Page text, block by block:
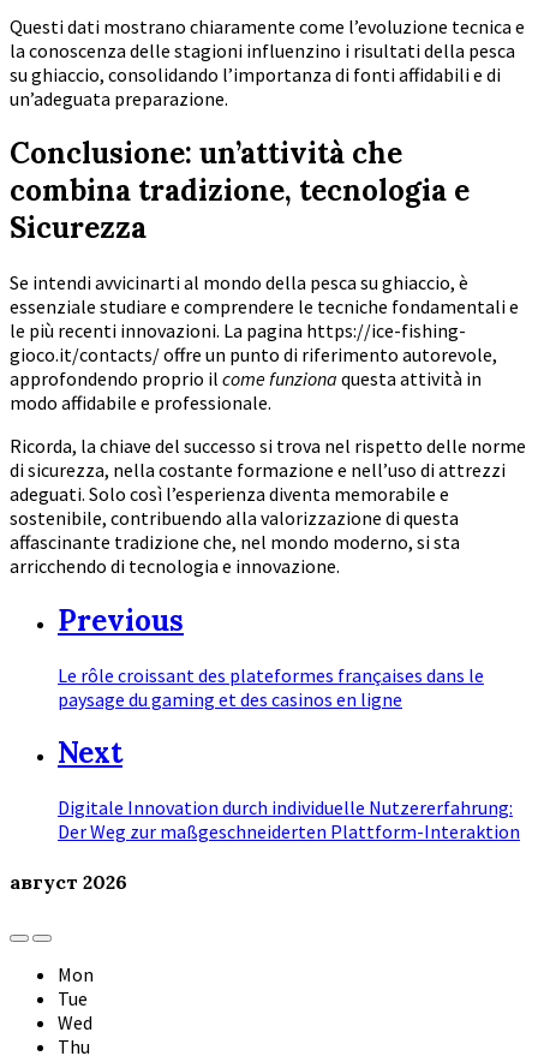
Questi dati mostrano chiaramente come l’evoluzione tecnica e
la conoscenza delle stagioni influenzino i risultati della pesca
su ghiaccio, consolidando l’importanza di fonti affidabili e di
un’adeguata preparazione.
Conclusione: un’attività che
combina tradizione, tecnologia e
Sicurezza
Se intendi avvicinarti al mondo della pesca su ghiaccio, è
essenziale studiare e comprendere le tecniche fondamentali e
le più recenti innovazioni. La pagina https://ice-fishing-
gioco.it/contacts/ offre un punto di riferimento autorevole,
approfondendo proprio il come funziona questa attività in
modo affidabile e professionale.
Ricorda, la chiave del successo si trova nel rispetto delle norme
di sicurezza, nella costante formazione e nell’uso di attrezzi
adeguati. Solo così l’esperienza diventa memorabile e
sostenibile, contribuendo alla valorizzazione di questa
affascinante tradizione che, nel mondo moderno, si sta
arricchendo di tecnologia e innovazione.
Previous
Le rôle croissant des plateformes françaises dans le
paysage du gaming et des casinos en ligne
Next
Digitale Innovation durch individuelle Nutzererfahrung:
Der Weg zur maßgeschneiderten Plattform-Interaktion
август 2026
Previous
Month
Next
Month
Mon
Tue
Wed
Thu